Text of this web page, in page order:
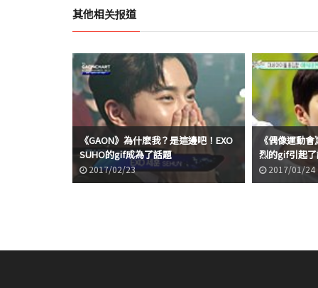
其他相关报道
《GAON》為什麽我？是這邊吧！EXO
SUHO的gif成為了話題
2017/02/23
《偶像運動
烈的gif引起
2017/01/24